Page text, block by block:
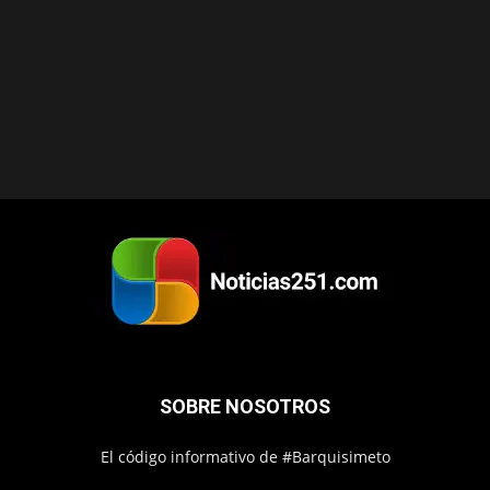
SOBRE NOSOTROS
El código informativo de #Barquisimeto